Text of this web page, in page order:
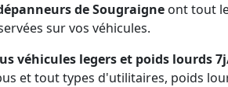
de Sougraigne ont tout
sur vos véhicules.
véhicules legers et poids lourds
et tout types d'utilitaires, poids